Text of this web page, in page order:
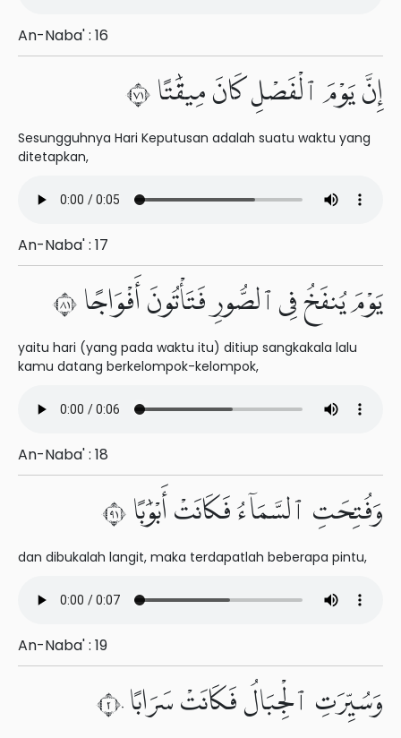
An-Naba' : 16
إِنَّ يَوْمَ ٱلْفَصْلِ كَانَ مِيقَٰتًا ١٧
Sesungguhnya Hari Keputusan adalah suatu waktu yang
ditetapkan,
An-Naba' : 17
يَوْمَ يُنفَخُ فِى ٱلصُّورِ فَتَأْتُونَ أَفْوَاجًا ١٨
yaitu hari (yang pada waktu itu) ditiup sangkakala lalu
kamu datang berkelompok-kelompok,
An-Naba' : 18
وَفُتِحَتِ ٱلسَّمَآءُ فَكَانَتْ أَبْوَٰبًا ١٩
dan dibukalah langit, maka terdapatlah beberapa pintu,
An-Naba' : 19
وَسُيِّرَتِ ٱلْجِبَالُ فَكَانَتْ سَرَابًا ٢٠